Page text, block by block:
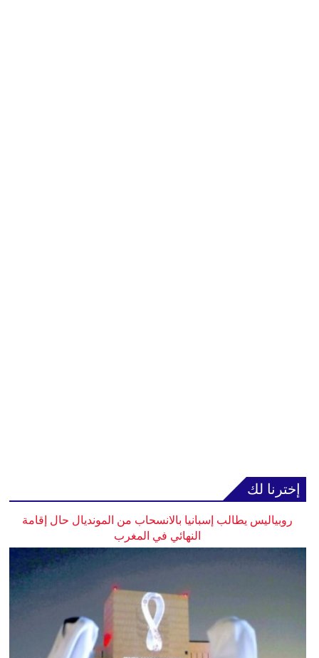
إخترنا لك
روبياليس يطالب إسبانيا بالانسحاب من المونديال حال إقامة
النهائي في المغرب